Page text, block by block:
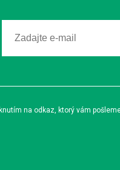
na odkaz, ktorý vám